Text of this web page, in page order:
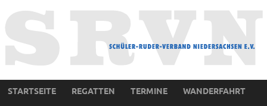
STARTSEITE REGATTEN TERMINE
WANDERFAHRT